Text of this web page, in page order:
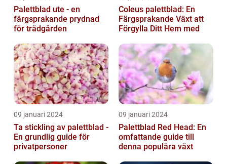
Palettblad ute - en
färgsprakande prydnad
för trädgården
Coleus palettblad: En
Färgsprakande Växt att
Förgylla Ditt Hem med
09 januari 2024
Ta stickling av palettblad -
En grundlig guide för
privatpersoner
09 januari 2024
Palettblad Red Head: En
omfattande guide till
denna populära växt